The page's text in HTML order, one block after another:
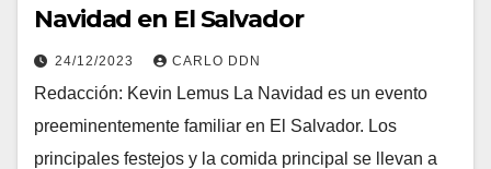
Navidad en El Salvador
24/12/2023 CARLO DDN
Redacción: Kevin Lemus La Navidad es un evento
preeminentemente familiar en El Salvador. Los
principales festejos y la comida principal se llevan a